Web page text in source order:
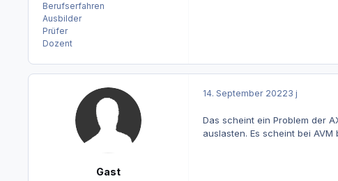
Berufserfahren
Ausbilder
Prüfer
Dozent
Gast
14. September 20223 j
Das scheint ein Problem der
auslasten. Es scheint bei